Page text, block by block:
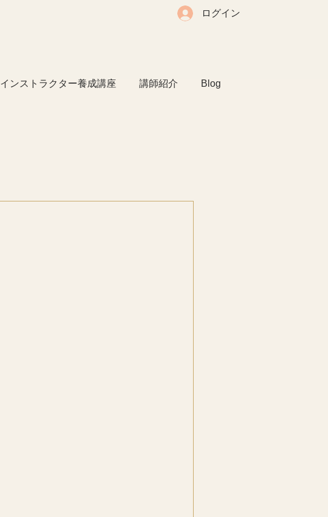
ログイン
インストラクター養成講座 講師紹介 Blog